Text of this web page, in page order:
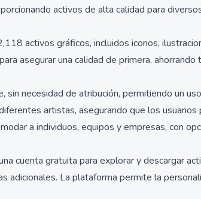
activos de alta calidad para
activos gráficos, incluidos iconos,
asegurar una calidad de primera,
necesidad de atribución, permitiendo un
artistas, asegurando que los usuarios
a individuos, equipos y empresas, con
cuenta gratuita para explorar y descargar
La plataforma permite la